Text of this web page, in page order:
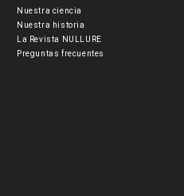
Nuestra ciencia
Nuestra historia
La Revista NULLURE
Preguntas frecuentes